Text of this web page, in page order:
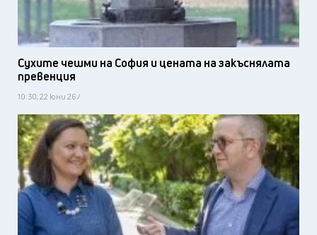
Сухите чешми на София и цената на закъснялата
превенция
10:30, 22 юни 26 /